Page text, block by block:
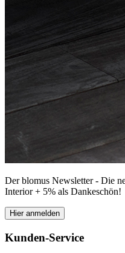
Der blomus Newsletter - Die
Interior + 5% als Dankeschön!
Hier anmelden
Kunden-Service